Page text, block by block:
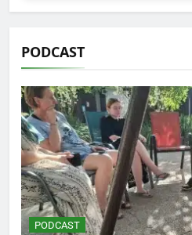
PODCAST
PODCAST